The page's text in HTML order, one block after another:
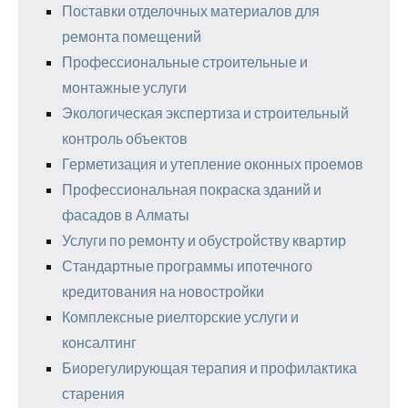
Поставки отделочных материалов для
ремонта помещений
Профессиональные строительные и
монтажные услуги
Экологическая экспертиза и строительный
контроль объектов
Герметизация и утепление оконных проемов
Профессиональная покраска зданий и
фасадов в Алматы
Услуги по ремонту и обустройству квартир
Стандартные программы ипотечного
кредитования на новостройки
Комплексные риелторские услуги и
консалтинг
Биорегулирующая терапия и профилактика
старения